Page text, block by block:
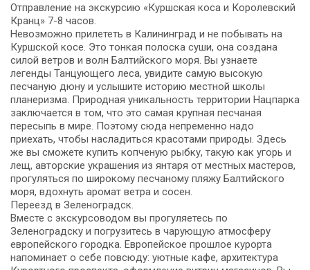
Отправление на экскурсию «Куршская коса и Королевский
Кранц» 7-8 часов.
Невозможно прилететь в Калининград и не побывать на
Куршской косе. Это тонкая полоска суши, она создана
силой ветров и волн Балтийского моря. Вы узнаете
легенды Танцующего леса, увидите самую высокую
песчаную дюну и услышите историю местной школы
планеризма. Природная уникальность территории Нацпарка
заключается в том, что это самая крупная песчаная
пересыпь в мире. Поэтому сюда непременно надо
приехать, чтобы насладиться красотами природы. Здесь
же вы сможете купить копченую рыбку, такую как угорь и
лещ, авторские украшения из янтаря от местных мастеров,
прогуляться по широкому песчаному пляжу Балтийского
моря, вдохнуть аромат ветра и сосен.
Переезд в Зеленоградск.
Вместе с экскурсоводом вы прогуляетесь по
Зеленоградску и погрузитесь в чарующую атмосферу
европейского городка. Европейское прошлое курорта
напоминает о себе повсюду: уютные кафе, архитектура